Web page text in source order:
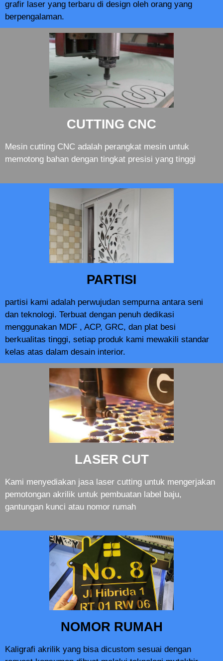
grafir laser yang terbaru di design oleh orang yang
berpengalaman.
CUTTING CNC
Mesin cutting CNC adalah perangkat mesin untuk
memotong bahan dengan tingkat presisi yang tinggi
PARTISI
partisi kami adalah perwujudan sempurna antara seni
dan teknologi. Terbuat dengan penuh dedikasi
menggunakan MDF , ACP, GRC, dan plat besi
berkualitas tinggi, setiap produk kami mewakili standar
kelas atas dalam desain interior.
LASER CUT
Kami menyediakan jasa laser cutting untuk mengerjakan
pemotongan akrilik untuk pembuatan label baju,
gantungan kunci atau nomor rumah
NOMOR RUMAH
Kaligrafi akrilik yang bisa dicustom sesuai dengan